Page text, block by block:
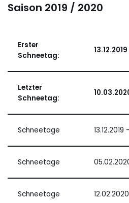
Saison 2019 / 2020
Erster
Schneetag:
13.12.2019
Letzter
Schneetag:
Schneetage 13.12.2019
Schneetage
Schneetage